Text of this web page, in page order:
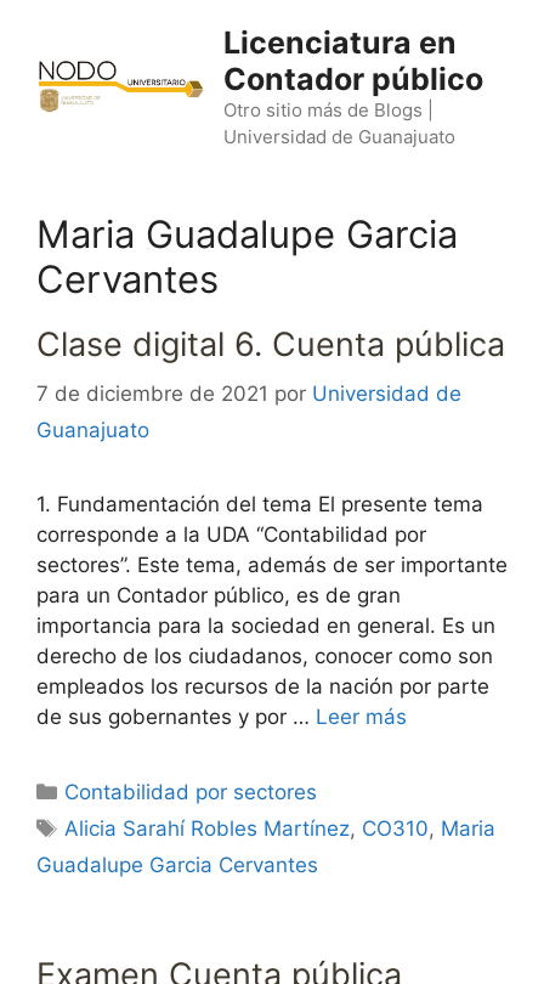
contenido
Licenciatura en
Contador público
Otro sitio más de Blogs |
Universidad de Guanajuato
Maria Guadalupe Garcia
Cervantes
Clase digital 6. Cuenta pública
7 de diciembre de 2021 por Universidad de
Guanajuato
1. Fundamentación del tema El presente tema
corresponde a la UDA “Contabilidad por
sectores”. Este tema, además de ser importante
para un Contador público, es de gran
importancia para la sociedad en general. Es un
derecho de los ciudadanos, conocer como son
empleados los recursos de la nación por parte
de sus gobernantes y por … Leer más
Categorías
Contabilidad por sectores
Etiquetas
Alicia Sarahí Robles Martínez, CO310, Maria
Guadalupe Garcia Cervantes
Examen Cuenta pública